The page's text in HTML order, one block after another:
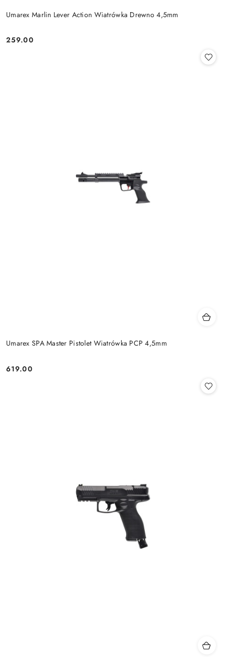
Umarex Marlin Lever Action Wiatrówka Drewno 4,5mm
Cena:
259.00
Umarex SPA Master Pistolet Wiatrówka PCP 4,5mm
Cena:
619.00